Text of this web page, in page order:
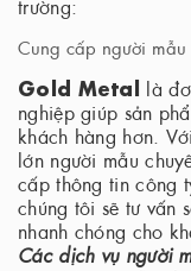
trường:
Cung cấp người mẫu
Gold Metal là
nghiệp giúp sản
khách hàng hơn.
lớn người mẫu
cấp thông tin công
chúng tôi sẽ tư vấn
nhanh chóng cho
Các dịch vụ người